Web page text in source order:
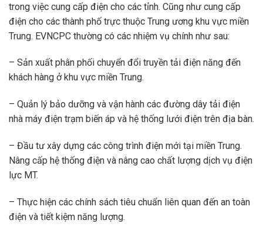
trong việc cung cấp điện cho các tỉnh. Cũng như cung cấp
điện cho các thành phố trực thuộc Trung ương khu vực miền
Trung. EVNCPC thường có các nhiệm vụ chính như sau:
– Sản xuất phân phối chuyển đổi truyền tải điện năng đến
khách hàng ở khu vực miền Trung.
– Quản lý bảo dưỡng và vận hành các đường dây tải điện
nhà máy điện trạm biến áp và hệ thống lưới điện trên địa bàn.
– Đầu tư xây dựng các công trình điện mới tại miền Trung.
Nâng cấp hệ thống điện và nâng cao chất lượng dịch vụ điện
lực MT.
– Thực hiện các chính sách tiêu chuẩn liên quan đến an toàn
điện và tiết kiệm năng lượng.